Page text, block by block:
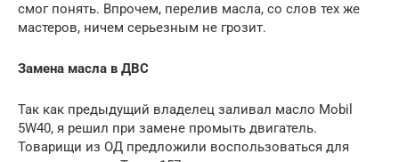
смог понять. Впрочем, перелив масла, со слов тех же
мастеров, ничем серьезным не грозит.
Замена масла в ДВС
Так как предыдущий владелец заливал масло Mobil
5W40, я решил при замене промыть двигатель.
Товарищи из ОД предложили воспользоваться для